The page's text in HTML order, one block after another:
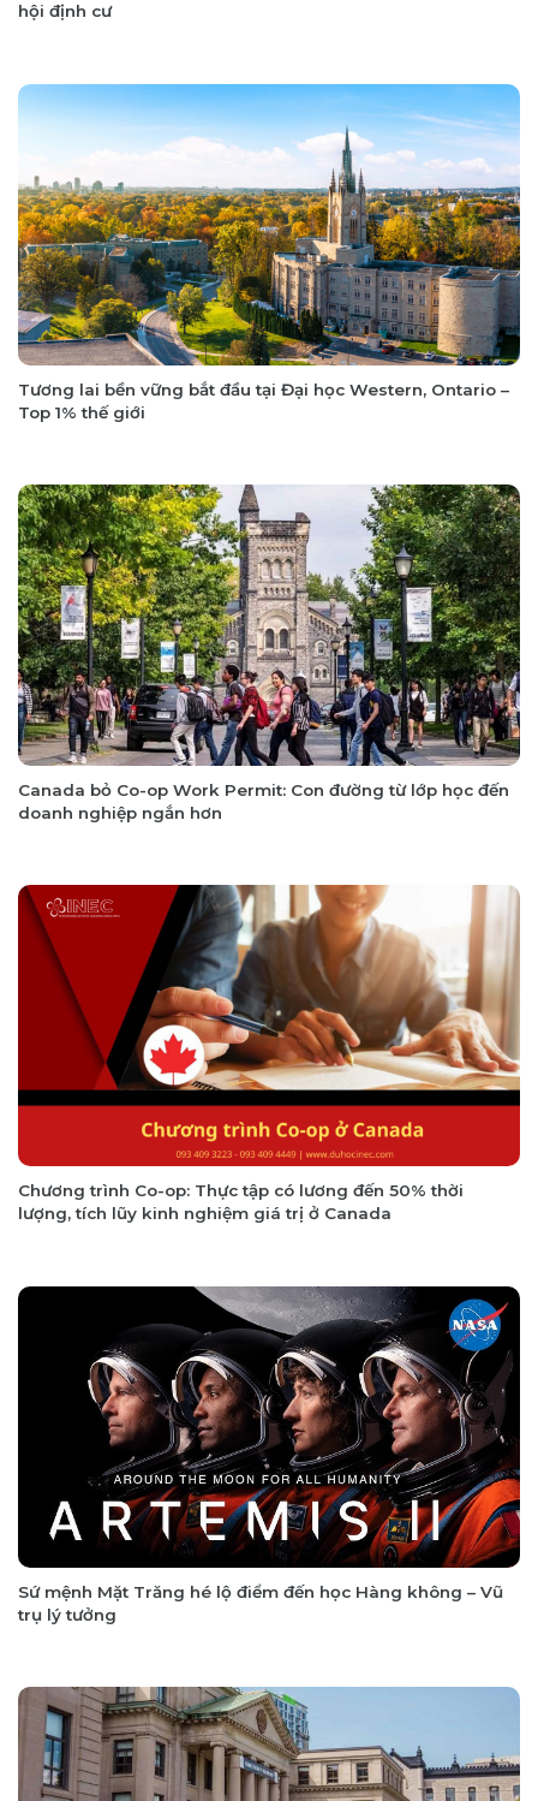
hội định cư
Tương lai bền vững bắt đầu tại Đại học Western, Ontario –
Top 1% thế giới
Canada bỏ Co-op Work Permit: Con đường từ lớp học đến
doanh nghiệp ngắn hơn
Chương trình Co-op: Thực tập có lương đến 50% thời
lượng, tích lũy kinh nghiệm giá trị ở Canada
Sứ mệnh Mặt Trăng hé lộ điểm đến học Hàng không – Vũ
trụ lý tưởng